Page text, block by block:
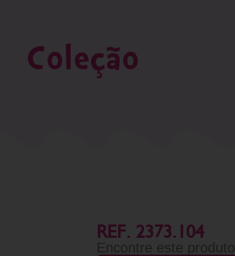
Coleção
REF. 2373.104
Encontre este produto